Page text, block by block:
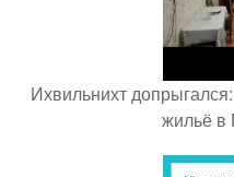
Ихвильнихт
жильё в